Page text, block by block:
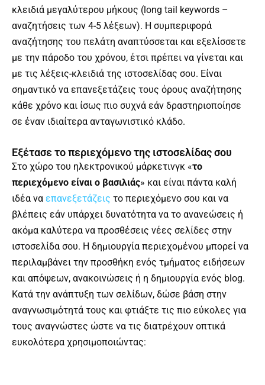
κλειδιά μεγαλύτερου μήκους (long tail keywords –
αναζητήσεις των 4-5 λέξεων). Η συμπεριφορά
αναζήτησης του πελάτη αναπτύσσεται και εξελίσσετε
με την πάροδο του χρόνου, έτσι πρέπει να γίνεται και
με τις λέξεις-κλειδιά της ιστοσελίδας σου. Είναι
σημαντικό να επανεξετάζεις τους όρους αναζήτησης
κάθε χρόνο και ίσως πιο συχνά εάν δραστηριοποίησε
σε έναν ιδιαίτερα ανταγωνιστικό κλάδο.
Εξέτασε το περιεχόμενο της ιστοσελίδας σου
Στο χώρο του ηλεκτρονικού μάρκετινγκ «το
περιεχόμενο είναι ο βασιλιάς» και είναι πάντα καλή
ιδέα να επανεξετάζεις το περιεχόμενο σου και να
βλέπεις εάν υπάρχει δυνατότητα να το ανανεώσεις ή
ακόμα καλύτερα να προσθέσεις νέες σελίδες στην
ιστοσελίδα σου. Η δημιουργία περιεχομένου μπορεί να
περιλαμβάνει την προσθήκη ενός τμήματος ειδήσεων
και απόψεων, ανακοινώσεις ή η δημιουργία ενός blog.
Κατά την ανάπτυξη των σελίδων, δώσε βάση στην
αναγνωσιμότητά τους και φτιάξτε τις πιο εύκολες για
τους αναγνώστες ώστε να τις διατρέχουν οπτικά
ευκολότερα χρησιμοποιώντας: